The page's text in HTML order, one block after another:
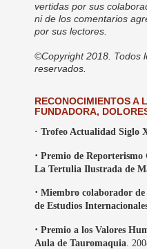
vertidas por sus
ni de los comentarios
por sus lectores.
©Copyright 2018. Todos
reservados.
RECONOCIMIENTOS A
FUNDADORA,
· Trofeo Actualidad Siglo
· Premio de Reporterismo
La Tertulia Ilustrada de
· Miembro colaborador de
de Estudios
· Premio a los Valores
Aula de Tauromaquia .